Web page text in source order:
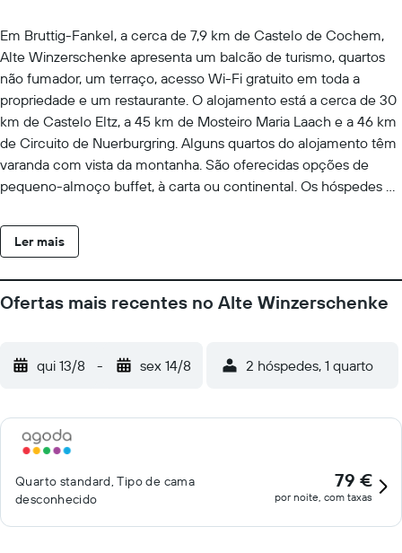
Em Bruttig-Fankel, a cerca de 7,9 km de Castelo de Cochem,
Alte Winzerschenke apresenta um balcão de turismo, quartos
não fumador, um terraço, acesso Wi-Fi gratuito em toda a
propriedade e um restaurante. O alojamento está a cerca de 30
km de Castelo Eltz, a 45 km de Mosteiro Maria Laach e a 46 km
de Circuito de Nuerburgring. Alguns quartos do alojamento têm
varanda com vista da montanha. São oferecidas opções de
pequeno-almoço buffet, à carta ou continental. Os hóspedes de
Fankel e arredores, como caminhadas e ciclismo. O Aeroporto
de Frankfurt - Hahn fica a 31 km da propriedade.
Ler mais
Ofertas mais recentes no Alte Winzerschenke
qui 13/8 - sex 14/8 2 hóspedes, 1 quarto
Quarto standard, Tipo de cama
desconhecido
79 €
por noite, com taxas